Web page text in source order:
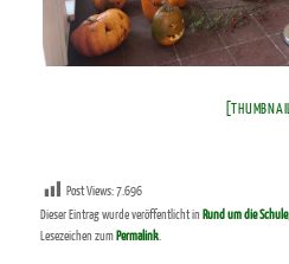
Post Views:7.696
Dieser Eintrag wurde veröffentlicht inRund um die Schule
Lesezeichen zumPermalink